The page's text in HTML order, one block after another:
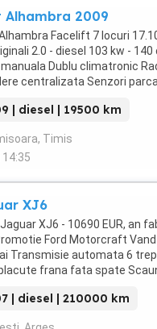
Alhambra 2009
Facelift 7 locuri
2.0 - diesel 103 kw -
Dublu climatronic
centralizata Senzori
| diesel | 19500 km
Timis
14:35
XJ6
XJ6 - 10690 EUR, an
Ford Motorcraft
Transmisie automata 6
frana fata spate
| diesel | 210000 km